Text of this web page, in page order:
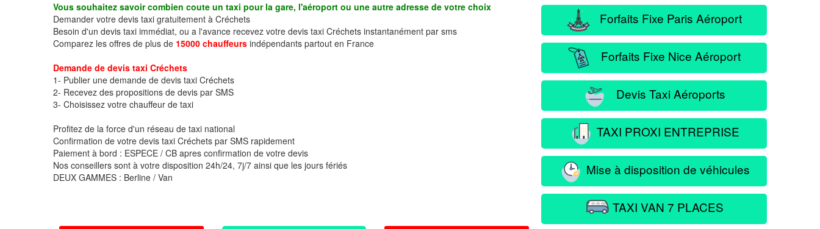
Vous souhaitez savoir combien coute un taxi pour la gare, l'aéroport ou une autre adresse de votre choix
Demander votre devis taxi gratuitement à Créchets
Besoin d'un devis taxi immédiat, ou a l'avance recevez votre devis taxi Créchets instantanément par sms
Comparez les offres de plus de 15000 chauffeurs indépendants partout en France
Demande de devis taxi Créchets
1- Publier une demande de devis taxi Créchets
2- Recevez des propositions de devis par SMS
3- Choisissez votre chauffeur de taxi
Profitez de la force d'un réseau de taxi national
Confirmation de votre devis taxi Créchets par SMS rapidement
Paiement à bord : ESPECE / CB apres confirmation de votre devis
Nos conseillers sont à votre disposition 24h/24, 7j/7 ainsi que les jours fériés
DEUX GAMMES : Berline / Van
Forfaits Fixe Paris Aéroport
Forfaits Fixe Nice Aéroport
Devis Taxi Aéroports
TAXI PROXI ENTREPRISE
Mise à disposition de véhicules
TAXI VAN 7 PLACES